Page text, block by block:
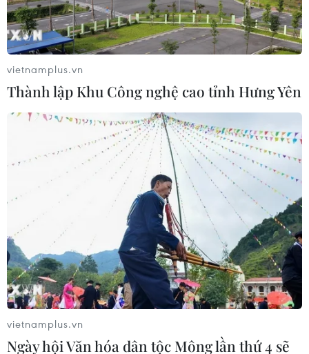
Kiểm toán Nhà nước: Chưa đủ căn cứ
nhận định về cơ sở tính giá điện
05/07/2019 10:48
Phó Tổng Kiểm toán Nhà nước Đoàn Xuân Tiên cho biết,
năm 2016, Kiểm toán Nhà nước có cuộc kiểm toán
chuyên đề về xác định giá điện giai đoạn 2014-2016 tại
Tập đoàn Điện lực Việt Nam.
vietnamplus.vn
Thành lập Khu Công nghệ cao tỉnh Hưng Yên
vietnamplus.vn
Ngày hội Văn hóa dân tộc Mông lần thứ 4 sẽ